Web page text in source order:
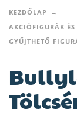
KEZDŐLAP
AKCIÓFIGURÁK ÉS
GYŰJTHETŐ